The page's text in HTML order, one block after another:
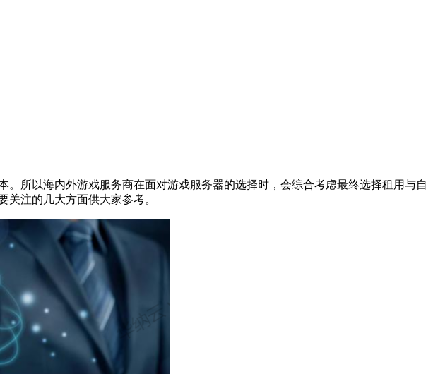
所以海内外游戏服务商在面对游戏服务器的选择时，会综合考虑最终选择租用与自
注的几大方面供大家参考。